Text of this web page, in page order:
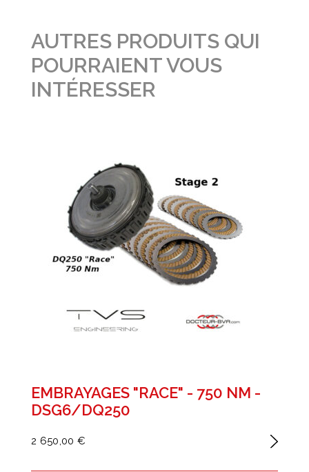
AUTRES PRODUITS QUI
POURRAIENT VOUS
INTÉRESSER
EMBRAYAGES "RACE" - 750 NM -
DSG6/DQ250
2 650,00 €